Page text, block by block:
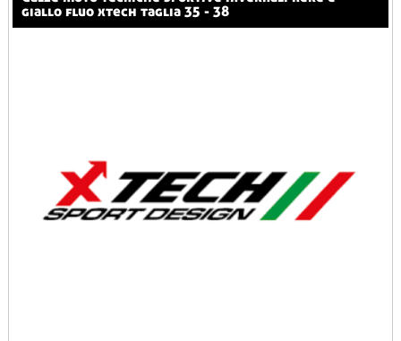
giallo fluo xtech taglia 35 - 38